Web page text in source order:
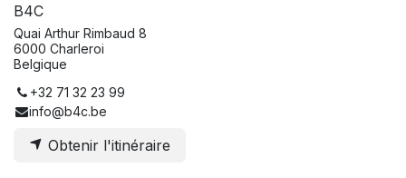
B4C
Quai Arthur Rimbaud 8
6000 Charleroi
Belgique
+32 71 32 23 99
info@b4c.be
Obtenir l'itinéraire